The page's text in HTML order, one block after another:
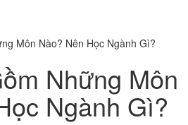
Môn Nào? Nên Học Ngành Gì?
Những Môn
Ngành Gì?